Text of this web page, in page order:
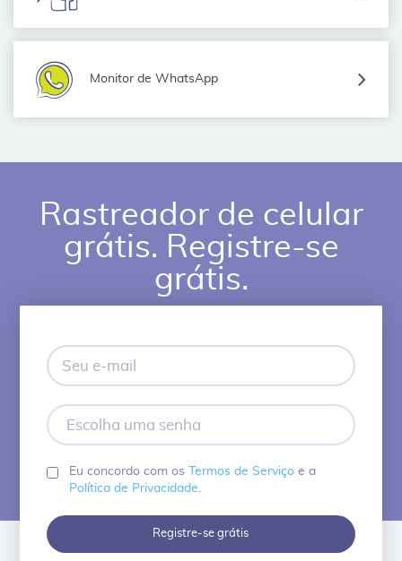
Monitor de WhatsApp
Rastreador de celular
grátis. Registre-se
grátis.
uma
Eu concordo com os Termos de Serviçoe a
Política de Privacidade.
Registre-se grátis